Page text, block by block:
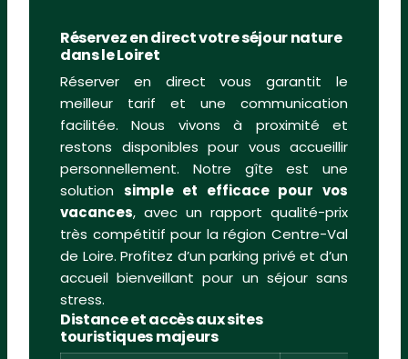
Réservez en direct votre séjour nature
dans le Loiret
Réserver en direct vous garantit le
meilleur tarif et une communication
facilitée. Nous vivons à proximité et
restons disponibles pour vous accueillir
personnellement. Notre gîte est une
solution simple et efficace pour vos
vacances, avec un rapport qualité-prix
très compétitif pour la région Centre-Val
de Loire. Profitez d’un parking privé et d’un
accueil bienveillant pour un séjour sans
stress.
Distance et accès aux sites
touristiques majeurs